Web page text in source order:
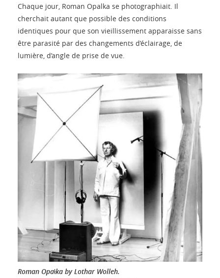
Chaque jour, Roman Opalka se photographiait. Il
cherchait autant que possible des conditions
identiques pour que son vieillissement apparaisse sans
être parasité par des changements d’éclairage, de
lumière, d’angle de prise de vue.
Roman Opałka by Lothar Wolleh.